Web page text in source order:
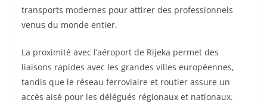
transports modernes pour attirer des professionnels
venus du monde entier.
La proximité avec l’aéroport de Rijeka permet des
liaisons rapides avec les grandes villes européennes,
tandis que le réseau ferroviaire et routier assure un
accès aisé pour les délégués régionaux et nationaux.